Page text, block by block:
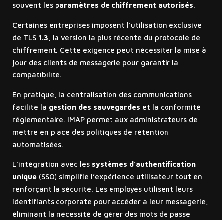
souvent les paramètres de chiffrement autorisés.
Certaines entreprises imposent l’utilisation exclusive
de TLS 1.3 , la version la plus récente du protocole de
chiffrement. Cette exigence peut nécessiter la mise à
jour des clients de messagerie pour garantir la
compatibilité.
En pratique, la centralisation des communications
facilite la gestion des sauvegardes et la conformité
réglementaire. IMAP permet aux administrateurs de
mettre en place des politiques de rétention
automatisées.
L’intégration avec les systèmes d’authentification
unique(SSO) simplifie l’expérience utilisateur tout en
renforçant la sécurité. Les employés utilisent leurs
identifiants corporate pour accéder à leur messagerie,
éliminant la nécessité de gérer des mots de passe